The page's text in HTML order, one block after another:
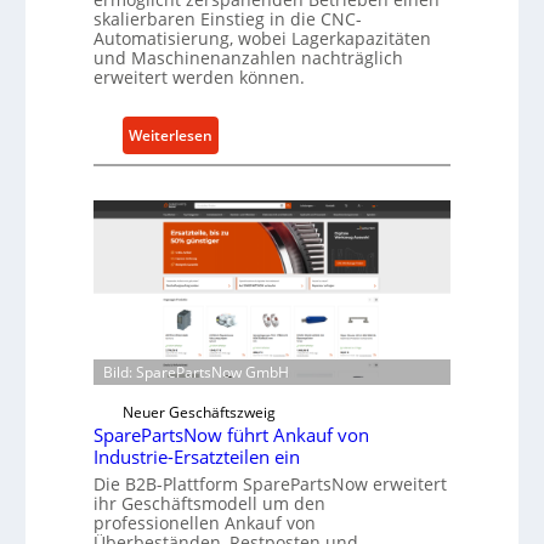
t
s
c
u
t
f
ü
d
i
r
e
k
t
e
A
n
skalierbaren Einstieg in die CNC-
Automatisierung, wobei Lagerkapazitäten
und Maschinenanzahlen nachträglich
erweitert werden können.
Weiterlesen:
C
l
l
o
e
n
t
w
i
c
k
e
l
Bild: SparePartsNow GmbH
Neuer Geschäftszweig
SparePartsNow führt Ankauf von
Industrie-Ersatzteilen ein
Die B2B-Plattform SparePartsNow erweitert
ihr Geschäftsmodell um den
professionellen Ankauf von